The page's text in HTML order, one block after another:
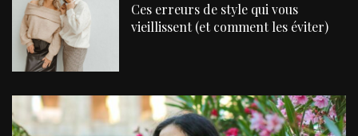
Ces erreurs de style qui vous
vieillissent (et comment les éviter)